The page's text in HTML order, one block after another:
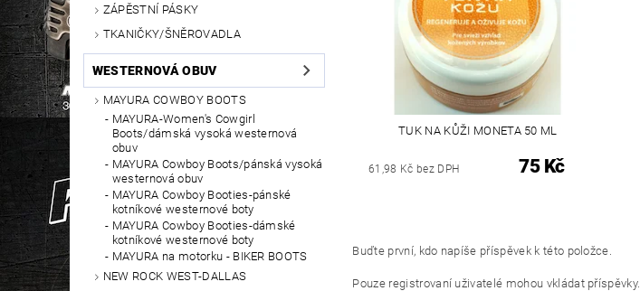
ZÁPĚSTNÍ PÁSKY
TKANIČKY/ŠNĚROVADLA
WESTERNOVÁ OBUV
MAYURA COWBOY BOOTS
MAYURA-Women's Cowgirl
Boots/dámská vysoká westernová
obuv
MAYURA Cowboy Boots/pánská vysoká
westernová obuv
MAYURA Cowboy Booties-pánské
kotníkové westernové boty
MAYURA Cowboy Booties-dámské
kotníkové westernové boty
MAYURA na motorku - BIKER BOOTS
NEW ROCK WEST-DALLAS
TUK NA KŮŽI MONETA 50 ML
61,98 Kč bez DPH 75 Kč
Buďte první, kdo napíše příspěvek k této položce.
Pouze registrovaní uživatelé mohou vkládat